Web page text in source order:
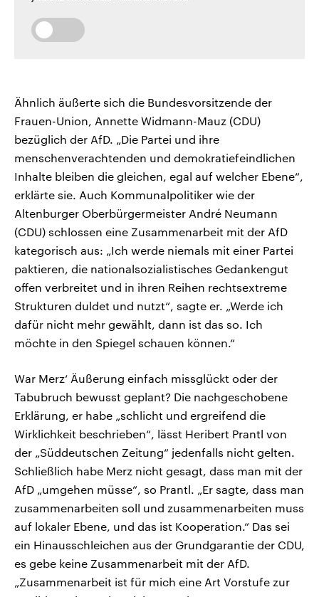
Ähnlich äußerte sich die Bundesvorsitzende der
Frauen-Union, Annette Widmann-Mauz (CDU)
bezüglich der AfD. „Die Partei und ihre
menschenverachtenden und demokratiefeindlichen
Inhalte bleiben die gleichen, egal auf welcher Ebene“,
erklärte sie. Auch Kommunalpolitiker wie der
Altenburger Oberbürgermeister André Neumann
(CDU) schlossen eine Zusammenarbeit mit der AfD
kategorisch aus: „Ich werde niemals mit einer Partei
paktieren, die nationalsozialistisches Gedankengut
offen verbreitet und in ihren Reihen rechtsextreme
Strukturen duldet und nutzt“, sagte er. „Werde ich
dafür nicht mehr gewählt, dann ist das so. Ich
möchte in den Spiegel schauen können.“
War Merz‘ Äußerung einfach missglückt oder der
Tabubruch bewusst geplant? Die nachgeschobene
Erklärung, er habe „schlicht und ergreifend die
Wirklichkeit beschrieben“, lässt Heribert Prantl von
der „Süddeutschen Zeitung“ jedenfalls nicht gelten.
Schließlich habe Merz nicht gesagt, dass man mit der
AfD „umgehen müsse“, so Prantl. „Er sagte, dass man
zusammenarbeiten soll und zusammenarbeiten muss
auf lokaler Ebene, und das ist Kooperation.“ Das sei
ein Hinausschleichen aus der Grundgarantie der CDU,
es gebe keine Zusammenarbeit mit der AfD.
„Zusammenarbeit ist für mich eine Art Vorstufe zur